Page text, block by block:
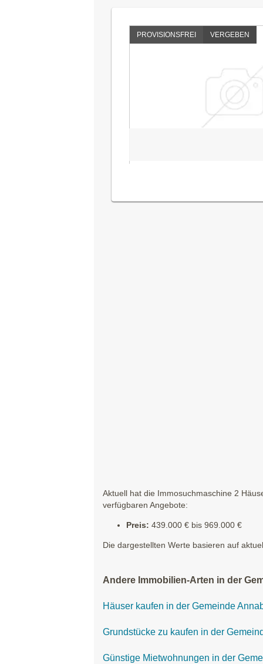
PROVISIONSFREI VERGEBEN
Aktuell hat die Immosuchmaschine 2
verfügbaren Angebote:
Preis: 439.000 € bis 969.000 €
Die dargestellten Werte basieren auf
Andere Immobilien-Arten in der
Häuser kaufen in der Gemeinde
Grundstücke zu kaufen in der
Günstige Mietwohnungen in der